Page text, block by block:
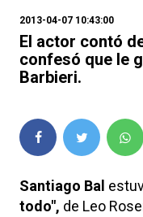
2013-04-07 10:43:00
El actor contó
confesó que le
Barbieri.
Santiago Bal
todo", de Leo